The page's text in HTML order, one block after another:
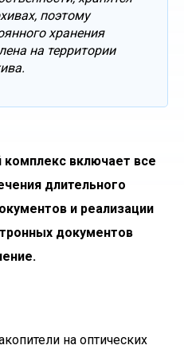
поэтому
хранения
на территории
включает все
длительного
и реализации
документов
на оптических